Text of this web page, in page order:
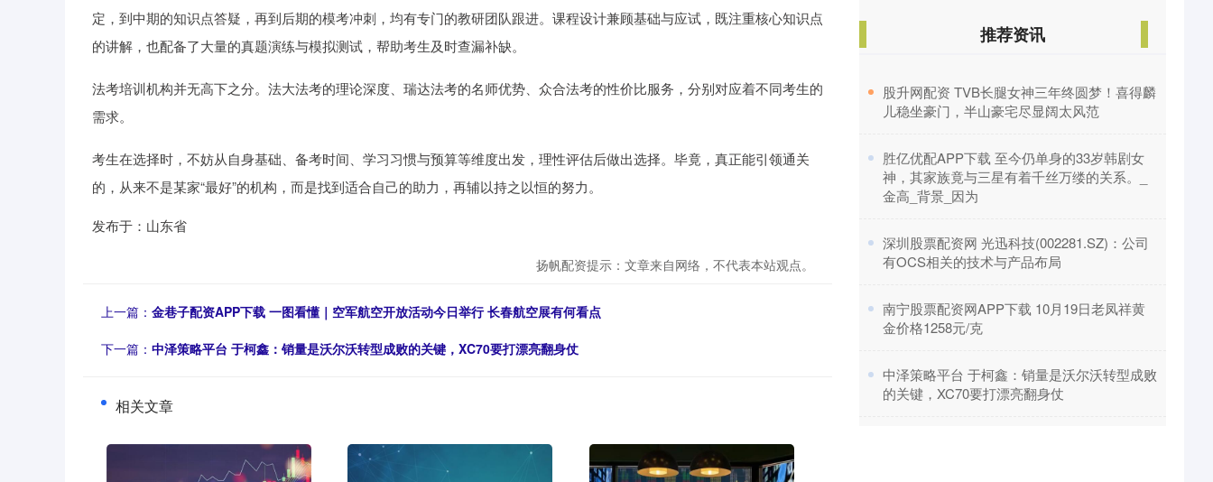
定，到中期的知识点答疑，再到后期的模考冲刺，均有专门的教研团队跟进。课程设计兼顾基础与应试，既注重核心知识点
的讲解，也配备了大量的真题演练与模拟测试，帮助考生及时查漏补缺。
法考培训机构并无高下之分。法大法考的理论深度、瑞达法考的名师优势、众合法考的性价比服务，分别对应着不同考生的
需求。
考生在选择时，不妨从自身基础、备考时间、学习习惯与预算等维度出发，理性评估后做出选择。毕竟，真正能引领通关
的，从来不是某家“最好”的机构，而是找到适合自己的助力，再辅以持之以恒的努力。
发布于：山东省
扬帆配资提示：文章来自网络，不代表本站观点。
上一篇： 金巷子配资APP下载 一图看懂｜空军航空开放活动今日举行 长春航空展有何看点
下一篇： 中泽策略平台 于柯鑫：销量是沃尔沃转型成败的关键，XC70要打漂亮翻身仗
相关文章
推荐资讯
​股升网配资 TVB长腿女神三年终圆梦！喜得麟
儿稳坐豪门，半山豪宅尽显阔太风范
​胜亿优配APP下载 至今仍单身的33岁韩剧女
神，其家族竟与三星有着千丝万缕的关系。_
金高_背景_因为
​深圳股票配资网 光迅科技(002281.SZ)：公司
有OCS相关的技术与产品布局
​南宁股票配资网APP下载 10月19日老凤祥黄
金价格1258元/克
​中泽策略平台 于柯鑫：销量是沃尔沃转型成败
的关键，XC70要打漂亮翻身仗